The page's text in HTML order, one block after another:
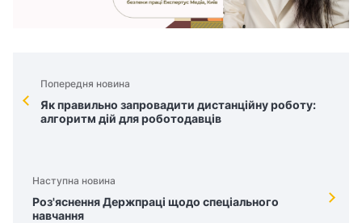
Попередня новина
Як правильно запровадити дистанційну роботу:
алгоритм дій для роботодавців
Наступна новина
Роз'яснення Держпраці щодо спеціального
навчання